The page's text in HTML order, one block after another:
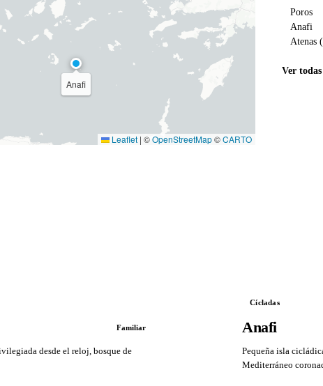
Anafi
Leaflet | ©OpenStreetMap©CARTO
Poros
Anafi
Atenas
Ver
Familiar
desde el reloj, bosque de
Cícladas
Anafi
Pequeña isla
Mediterráneo